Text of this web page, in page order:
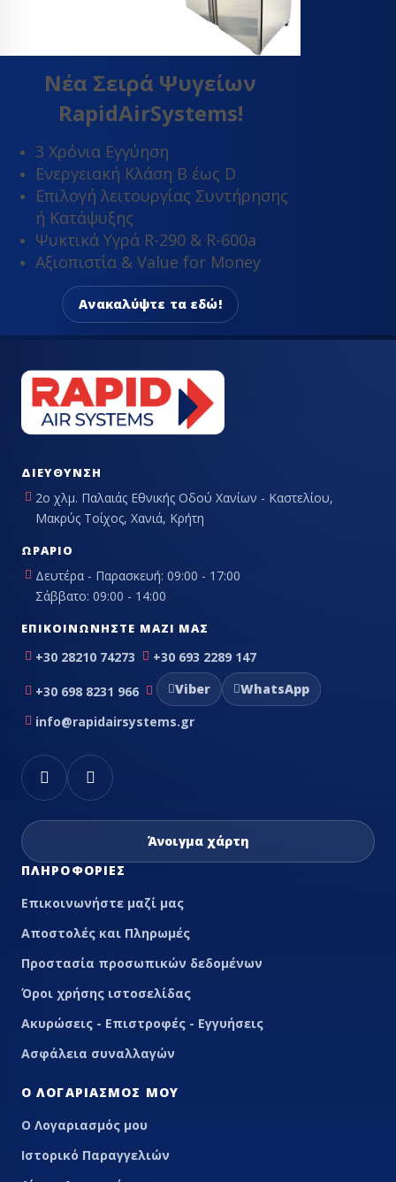
Νέα Σειρά Ψυγείων
RapidAirSystems!
3 Χρόνια Εγγύηση
Ενεργειακή Κλάση Β έως D
Επιλογή λειτουργίας Συντήρησης
ή Κατάψυξης
Ψυκτικά Υγρά R-290 & R-600a
Αξιοπιστία & Value for Money
Ανακαλύψτε τα εδώ!
ΔΙΕΎΘΥΝΣΗ
2ο χλμ. Παλαιάς Εθνικής Οδού Χανίων - Καστελίου,
Μακρύς Τοίχος, Χανιά, Κρήτη
ΩΡΆΡΙΟ
Δευτέρα - Παρασκευή: 09:00 - 17:00
Σάββατο: 09:00 - 14:00
ΕΠΙΚΟΙΝΩΝΉΣΤΕ ΜΑΖΊ ΜΑΣ
+30 28210 74273 +30 693 2289 147
+30 698 8231 966 Viber
WhatsApp
info@rapidairsystems.gr
Άνοιγμα χάρτη
ΠΛΗΡΟΦΟΡΊΕΣ
Επικοινωνήστε μαζί μας
Αποστολές και Πληρωμές
Προστασία προσωπικών δεδομένων
Όροι χρήσης ιστοσελίδας
Ακυρώσεις - Επιστροφές - Εγγυήσεις
Ασφάλεια συναλλαγών
Ο ΛΟΓΑΡΙΑΣΜΌΣ ΜΟΥ
Ο Λογαριασμός μου
Ιστορικό Παραγγελιών